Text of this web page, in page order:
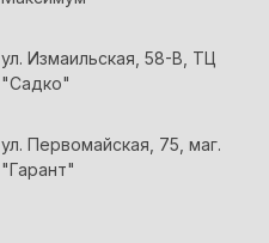
ул. Измаильская, 58-В, ТЦ
"Садко"
ул. Первомайская, 75, маг.
"Гарант"